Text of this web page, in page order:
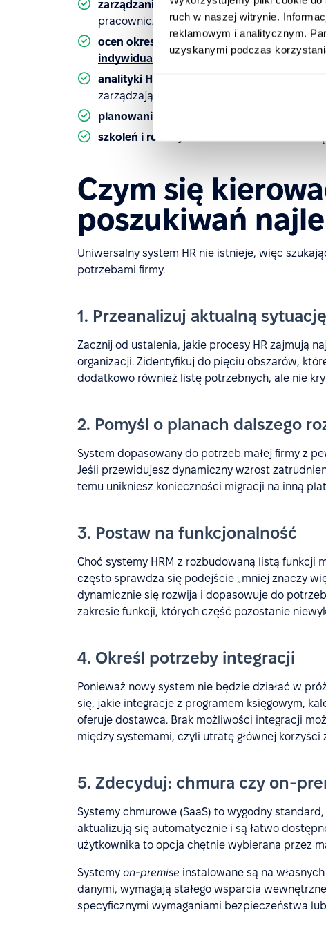
ruch w naszej witrynie.
reklamowym i analitycznym.
uzyskanymi podczas
zarządzania płacami i benefitami– obsługę
pracowniczych;
ocen okresowych i zarządzania talentami
–
indywidualnego rozwoju
analityki HR
zarządzającej;
planowania i rozliczania czasu pracy
szkoleń i rozwoju
Czym się
poszukiwań
Uniwersalny system HR nie istnieje, więc
potrzebami firmy.
1. Przeanalizuj aktualną sytuację
Zacznij od ustalenia, jakie procesy HR zajmują
organizacji. Zidentyfikuj do pięciu obszarów,
dodatkowo również listę potrzebnych, ale nie
2. Pomyśl o planach dalszego
System dopasowany do potrzeb małej firmy z
Jeśli przewidujesz dynamiczny wzrost
temu unikniesz konieczności migracji na inną
3. Postaw na funkcjonalność
Choć systemy HRM z rozbudowaną listą funkcji
często sprawdza się podejście „mniej znaczy
dynamicznie się rozwija i dopasowuje do
zakresie funkcji, których część pozostanie
4. Określ potrzeby integracji
Ponieważ nowy system nie będzie działać w
się, jakie integracje z programem księgowym,
oferuje dostawca. Brak możliwości integracji
między systemami, czyli utratę głównej korzyści
5. Zdecyduj: chmura czy on-
Systemy chmurowe (SaaS) to wygodny
aktualizują się automatycznie i są łatwo
użytkownika to opcja chętnie wybierana przez
Systemy on-premise instalowane są na
danymi, wymagają stałego wsparcia
specyficznymi wymaganiami bezpieczeństwa